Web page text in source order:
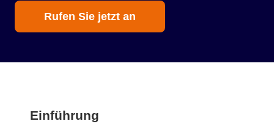
Rufen Sie jetzt an
Einführung